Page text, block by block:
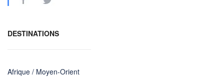
DESTINATIONS
Afrique / Moyen-Orient